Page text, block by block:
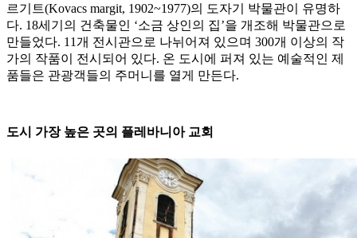
르기트(Kovacs margit, 1902~1977)의 도자기 박물관이 유명하
다. 18세기의 건축물인 ‘소금 상인의 집’을 개조해 박물관으로
만들었다. 11개 전시관으로 나뉘어져 있으며 300개 이상의 작
가의 작품이 전시되어 있다. 온 도시에 퍼져 있는 예술적인 제
품들은 관광객들의 주머니를 열게 만든다.
도시 가장 높은 곳의 플레바니아 교회